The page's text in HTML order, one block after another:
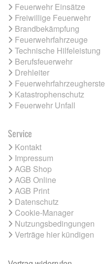
Feuerwehr Einsätze
Freiwillige Feuerwehr
Brandbekämpfung
Feuerwehrfahrzeuge
Technische Hilfeleistung
Berufsfeuerwehr
Drehleiter
Katastrophenschutz
Feuerwehr Unfall
Service
Kontakt
Impressum
AGB Shop
AGB Online
AGB Print
Datenschutz
Cookie-Manager
Nutzungsbedingungen
Verträge hier kündigen